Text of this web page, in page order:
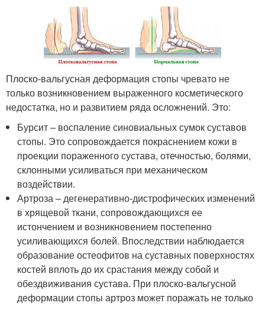
Плоско-вальгусная деформация стопы чревато не
только возникновением выраженного косметического
недостатка, но и развитием ряда осложнений. Это:
Бурсит – воспаление синовиальных сумок суставов
стопы. Это сопровождается покраснением кожи в
проекции пораженного сустава, отечностью, болями,
склонными усиливаться при механическом
воздействии.
Артроза – дегенеративно-дистрофических изменений
в хрящевой ткани, сопровождающихся ее
истончением и возникновением постепенно
усиливающихся болей. Впоследствии наблюдается
образование остеофитов на суставных поверхностях
костей вплоть до их срастания между собой и
обездвиживания сустава. При плоско-вальгусной
деформации стопы артроз может поражать не только